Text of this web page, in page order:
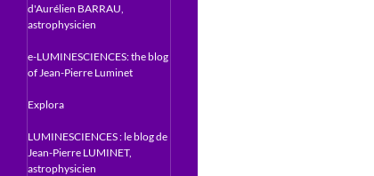
d'Aurélien BARRAU,
astrophysicien
e-LUMINESCIENCES: the blog
of Jean-Pierre Luminet
Explora
LUMINESCIENCES : le blog de
Jean-Pierre LUMINET,
astrophysicien